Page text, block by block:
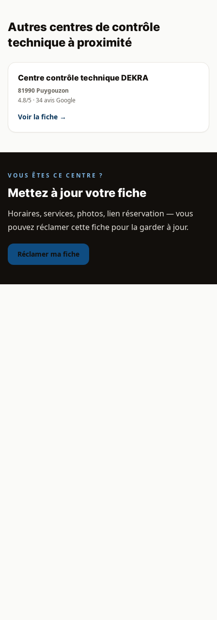
Autres centres de contrôle
technique à proximité
Centre contrôle technique DEKRA
81990 Puygouzon
4.8/5 · 34 avis Google
Voir la fiche →
VOUS ÊTES CE CENTRE ?
Mettez à jour votre fiche
Horaires, services, photos, lien réservation — vous
pouvez réclamer cette fiche pour la garder à jour.
Réclamer ma fiche